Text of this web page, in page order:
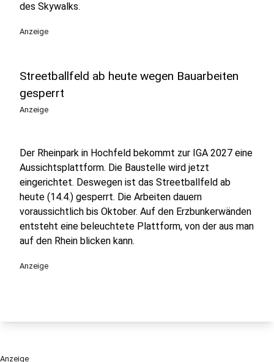
des Skywalks.
Anzeige
Streetballfeld ab heute wegen Bauarbeiten
gesperrt
Anzeige
Der Rheinpark in Hochfeld bekommt zur IGA 2027 eine
Aussichtsplattform. Die Baustelle wird jetzt
eingerichtet. Deswegen ist das Streetballfeld ab
heute (14.4.) gesperrt. Die Arbeiten dauern
voraussichtlich bis Oktober. Auf den Erzbunkerwänden
entsteht eine beleuchtete Plattform, von der aus man
auf den Rhein blicken kann.
Anzeige
Anzeige